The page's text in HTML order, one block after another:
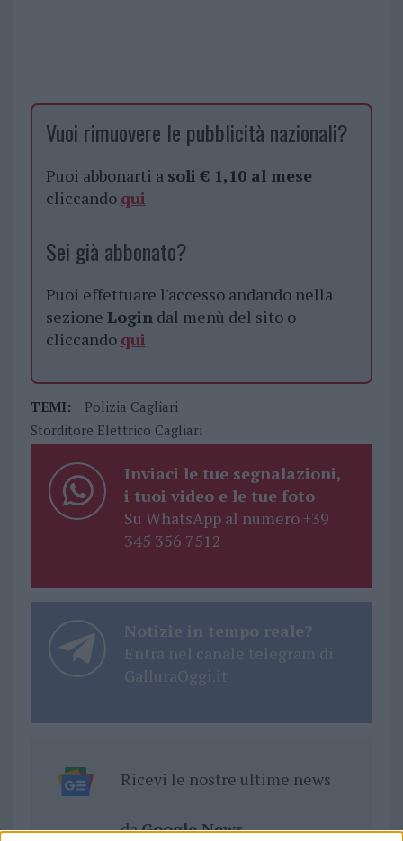
Vuoi rimuovere le pubblicità nazionali?
Puoi abbonarti a soli € 1,10 al mese
cliccando qui
Sei già abbonato?
Puoi effettuare l'accesso andando nella
sezione Logindal menù del sito o
cliccando qui
TEMI:
Polizia Cagliari
Storditore Elettrico Cagliari
Inviaci le tue segnalazioni,
i tuoi video e le tue foto
Su WhatsApp al numero +39
345 356 7512
Notizie in tempo reale?
Entra nel canale telegram di
GalluraOggi.it
Ricevi le nostre ultime news
daGoogle News